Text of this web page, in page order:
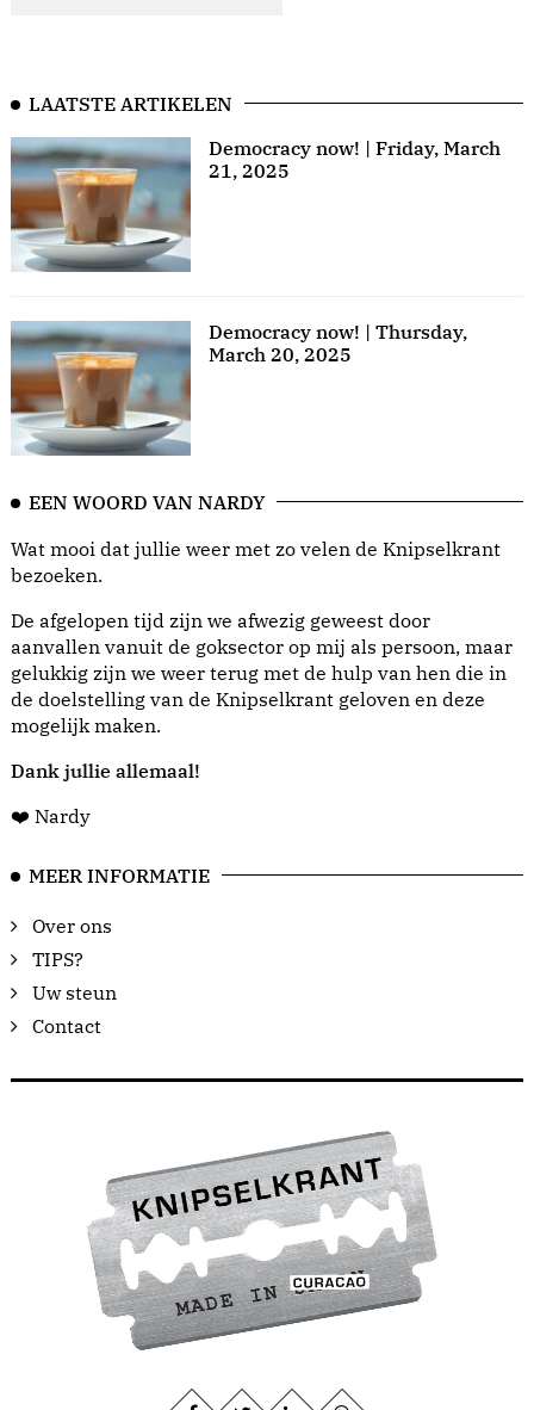
LAATSTE ARTIKELEN
Democracy now! | Friday, March
21, 2025
Democracy now! | Thursday,
March 20, 2025
EEN WOORD VAN NARDY
Wat mooi dat jullie weer met zo velen de Knipselkrant
bezoeken.
De afgelopen tijd zijn we afwezig geweest door
aanvallen vanuit de goksector op mij als persoon, maar
gelukkig zijn we weer terug met de hulp van hen die in
de doelstelling van de Knipselkrant geloven en deze
mogelijk maken.
Dank jullie allemaal!
❤️ Nardy
MEER INFORMATIE
Over ons
TIPS?
Uw steun
Contact